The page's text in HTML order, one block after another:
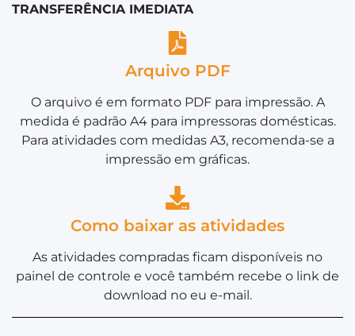
TRANSFERÊNCIA IMEDIATA
Arquivo PDF
O arquivo é em formato PDF para impressão. A
medida é padrão A4 para impressoras domésticas.
Para atividades com medidas A3, recomenda-se a
impressão em gráficas.
Como baixar as atividades
As atividades compradas ficam disponíveis no
painel de controle e você também recebe o link de
download no eu e-mail.